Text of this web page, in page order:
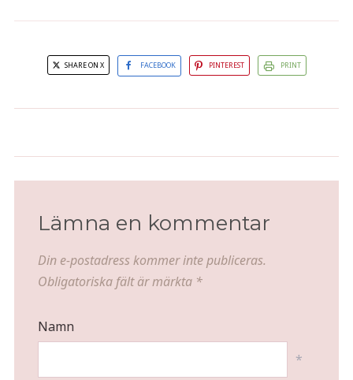
SHARE ON X FACEBOOK PINTEREST PRINT
kantareller
Lämna en kommentar
Din e-postadress kommer inte publiceras.
Obligatoriska fält är märkta *
Namn
*